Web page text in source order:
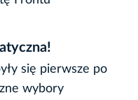
się pierwsze po
wybory